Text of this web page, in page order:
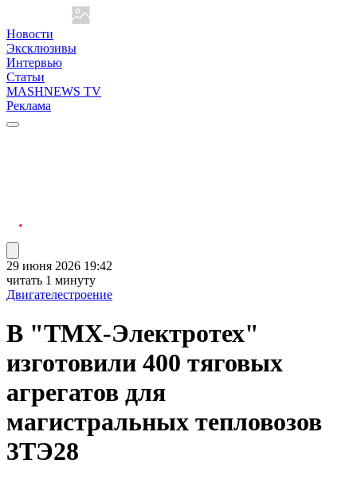
Новости
Эксклюзивы
Интервью
Статьи
MASHNEWS TV
Реклама
29 июня 2026 19:42
читать 1 минуту
Двигателестроение
В "ТМХ-Электротех"
изготовили 400 тяговых
агрегатов для
магистральных тепловозов
3ТЭ28